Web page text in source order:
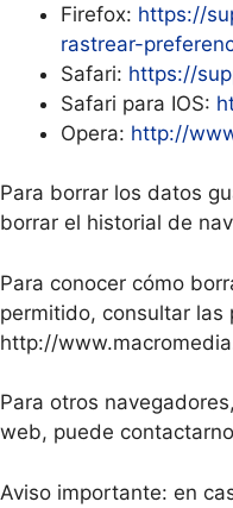
Firefox: https://
rastrear-
Safari: https://
Safari para IOS:
Opera: http://
Para borrar los datos
borrar el historial de
Para conocer cómo
permitido, consultar las
http://
Para otros
web, puede
Aviso importante: en